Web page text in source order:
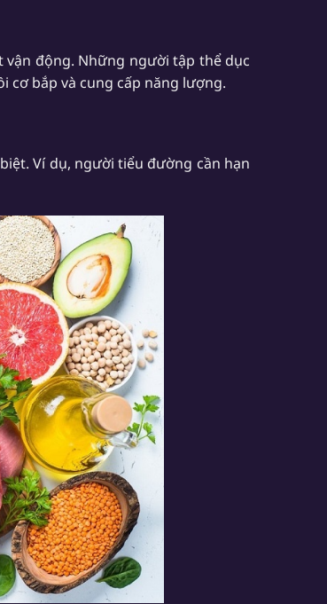
động. Những người tập thể dục
cơ bắp và cung cấp năng lượng.
Ví dụ, người tiểu đường cần hạn